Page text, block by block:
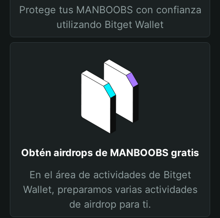
Protege tus MANBOOBS con confianza
utilizando Bitget Wallet
Obtén airdrops de MANBOOBS gratis
En el área de actividades de Bitget
Wallet, preparamos varias actividades
de airdrop para ti.